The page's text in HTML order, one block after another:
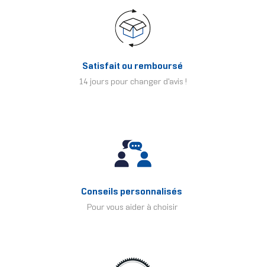
Satisfait ou remboursé
14 jours pour changer d'avis !
Conseils personnalisés
Pour vous aider à choisir